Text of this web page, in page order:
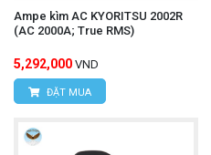
Ampe kìm AC KYORITSU 2002R
(AC 2000A; True RMS)
5,292,000 VND
ĐẶT MUA